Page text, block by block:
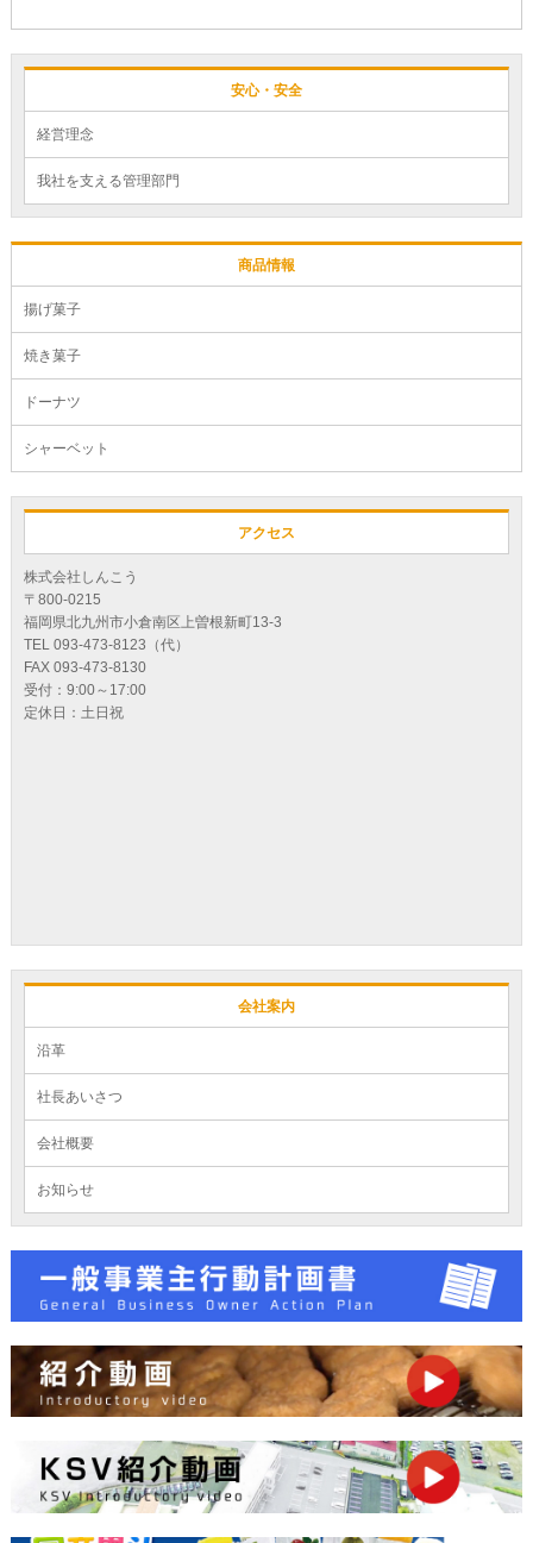
安心・安全
経営理念
我社を支える管理部門
商品情報
揚げ菓子
焼き菓子
ドーナツ
シャーベット
アクセス
株式会社しんこう
〒800-0215
福岡県北九州市小倉南区上曽根新町13-3
TEL 093-473-8123（代）
FAX 093-473-8130
受付：9:00～17:00
定休日：土日祝
会社案内
沿革
社長あいさつ
会社概要
お知らせ